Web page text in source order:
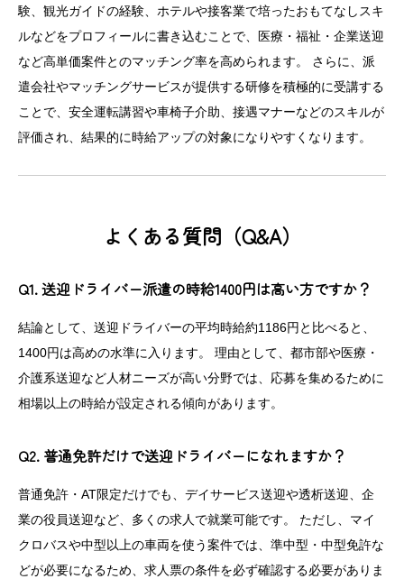
験、観光ガイドの経験、ホテルや接客業で培ったおもてなしスキ
ルなどをプロフィールに書き込むことで、医療・福祉・企業送迎
など高単価案件とのマッチング率を高められます。 さらに、派
遣会社やマッチングサービスが提供する研修を積極的に受講する
ことで、安全運転講習や車椅子介助、接遇マナーなどのスキルが
評価され、結果的に時給アップの対象になりやすくなります。
よくある質問（Q&A）
Q1. 送迎ドライバー派遣の時給1400円は高い方ですか？
結論として、送迎ドライバーの平均時給約1186円と比べると、
1400円は高めの水準に入ります。 理由として、都市部や医療・
介護系送迎など人材ニーズが高い分野では、応募を集めるために
相場以上の時給が設定される傾向があります。
Q2. 普通免許だけで送迎ドライバーになれますか？
普通免許・AT限定だけでも、デイサービス送迎や透析送迎、企
業の役員送迎など、多くの求人で就業可能です。 ただし、マイ
クロバスや中型以上の車両を使う案件では、準中型・中型免許な
どが必要になるため、求人票の条件を必ず確認する必要がありま